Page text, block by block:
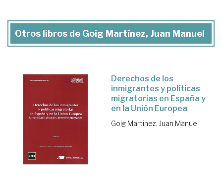
Otros libros de Goig Martínez, Juan Manuel
Derechos de los
inmigrantes y políticas
migratorias en España y
en la Unión Europea
Goig Martínez, Juan Manuel